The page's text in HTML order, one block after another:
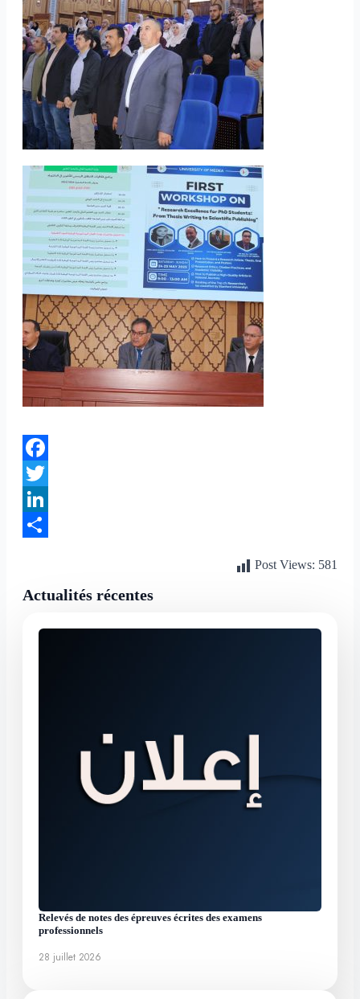
Facebook
Twitter
LinkedIn
Post Views: 581
Actualités récentes
Relevés de notes des épreuves écrites des examens
professionnels
28 juillet 2026